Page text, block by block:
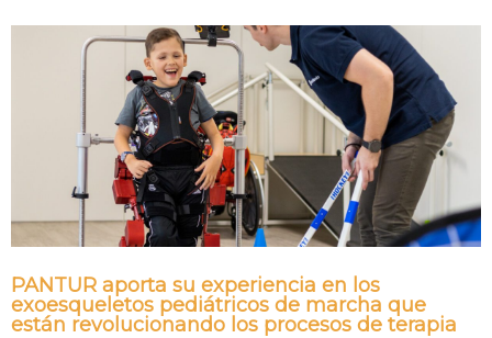
PANTUR aporta su experiencia en los
exoesqueletos pediátricos de marcha que
están revolucionando los procesos de terapia